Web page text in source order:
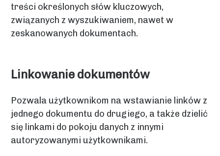
treści określonych słów kluczowych,
związanych z wyszukiwaniem, nawet w
zeskanowanych dokumentach.
Linkowanie dokumentów
Pozwala użytkownikom na wstawianie linków z
jednego dokumentu do drugiego, a także dzielić
się linkami do pokoju danych z innymi
autoryzowanymi użytkownikami.